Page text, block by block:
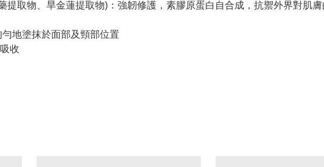
取物、旱金蓮提取物)：強韌修護，素膠原蛋白自合成，抗禦外界對肌
地塗抹於面部及頸部位置
收